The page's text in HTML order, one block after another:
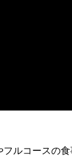
ルコースの食